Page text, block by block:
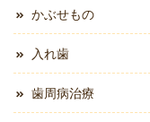
かぶせもの
入れ歯
歯周病治療